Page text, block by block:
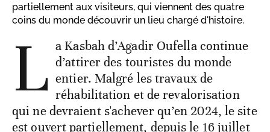
partiellement aux visiteurs, qui viennent des quatre
coins du monde découvrir un lieu chargé d'histoire.
L a Kasbah d’Agadir Oufella continue
d’attirer des touristes du monde
entier. Malgré les travaux de
réhabilitation et de revalorisation
qui ne devraient s'achever qu’en 2024, le site
est ouvert partiellement, depuis le 16 juillet